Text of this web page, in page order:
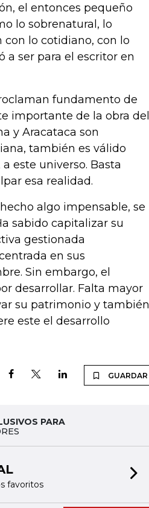
el entonces pequeño
lo sobrenatural, lo
lo cotidiano, con lo
a ser para el escritor en
fundamento de
importante de la obra del
y Aracataca son
también es válido
este universo. Basta
esa realidad.
algo impensable, se
sabido capitalizar su
gestionada
en sus
Sin embargo, el
desarrollar. Falta mayor
su patrimonio y también
este el desarrollo
GUARDAR
PARA
favoritos